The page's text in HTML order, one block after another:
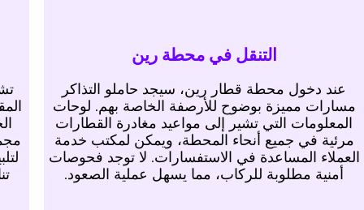
التنقل في محطة رين
عند دخول محطة قطار رين، سيجد حاملو التذاكر
مسارات مميزة بوضوح للأرصفة الخاصة بهم. لوحات
المعلومات التي تشير إلى مواعيد مغادرة القطارات
مرئية في جميع أنحاء المحطة، ويمكن لمكتب خدمة
العملاء المساعدة في الاستفسارات. لا توجد فحوصات
أمنية مطلوبة للركاب، مما يسهل عملية الصعود.